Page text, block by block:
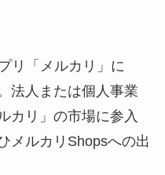
リ「メルカリ」に
法人または個人事業
カリ」の市場に参入
メルカリShopsへの出